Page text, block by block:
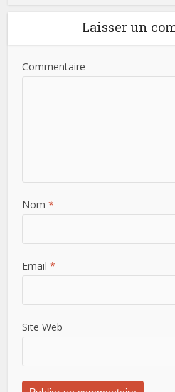
Laisser un
Commentaire
Nom *
Email *
Site Web